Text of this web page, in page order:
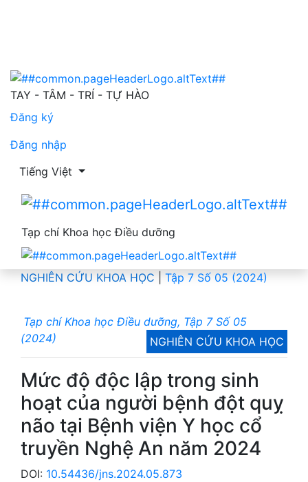
TAY - TÂM - TRÍ - TỰ HÀO
Đăng ký
Đăng nhập
Thay đổi ngôn ngữ. Ngôn ngữ hiện tại là:
Tiếng Việt
Tạp chí Khoa học Điều dưỡng
NGHIÊN CỨU KHOA HỌC Tập 7 Số 05 (2024)
Tạp chí Khoa học Điều dưỡng, Tập 7 Số 05
(2024)
NGHIÊN CỨU KHOA HỌC
Mức độ độc lập trong sinh
hoạt của người bệnh đột quỵ
não tại Bệnh viện Y học cổ
truyền Nghệ An năm 2024
DOI: 10.54436/jns.2024.05.873